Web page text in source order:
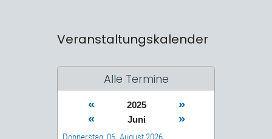
Veranstaltungskalender
Alle Termine
« 2025
»
«
Juni »